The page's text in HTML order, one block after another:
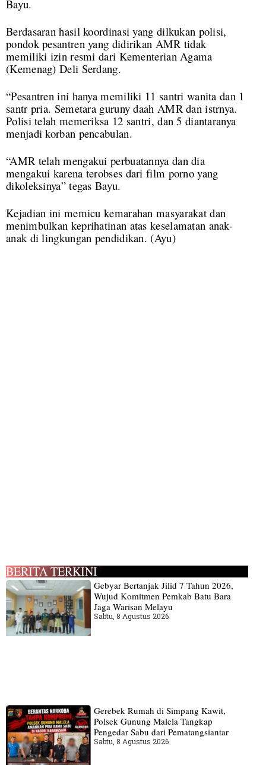
Bayu.
Berdasaran hasil koordinasi yang dilkukan polisi,
pondok pesantren yang didirikan AMR tidak
memiliki izin resmi dari Kementerian Agama
(Kemenag) Deli Serdang.
“Pesantren ini hanya memiliki 11 santri wanita dan 1
santr pria. Semetara guruny daah AMR dan istrnya.
Polisi telah memeriksa 12 santri, dan 5 diantaranya
menjadi korban pencabulan.
“AMR telah mengakui perbuatannya dan dia
mengakui karena terobses dari film porno yang
dikoleksinya” tegas Bayu.
Kejadian ini memicu kemarahan masyarakat dan
menimbulkan keprihatinan atas keselamatan anak-
anak di lingkungan pendidikan. (Ayu)
BERITA TERKINI
Gebyar Bertanjak Jilid 7 Tahun 2026,
Wujud Komitmen Pemkab Batu Bara
Jaga Warisan Melayu
Sabtu, 8 Agustus 2026
Gerebek Rumah di Simpang Kawit,
Polsek Gunung Malela Tangkap
Pengedar Sabu dari Pematangsiantar
Sabtu, 8 Agustus 2026